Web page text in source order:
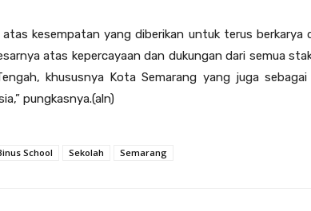
atas kesempatan yang diberikan untuk terus berkarya
atas kepercayaan dan dukungan dari semua
khususnya Kota Semarang yang juga
pungkasnya.(aln)
School Sekolah Semarang